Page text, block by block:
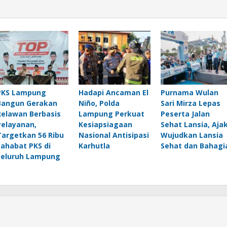
Lampung
Gerakan
Berbasis
56 Ribu
PKS di
Lampung
Hadapi Ancaman El
Niño, Polda
Lampung Perkuat
Kesiapsiagaan
Nasional Antisipasi
Karhutla
Purnama Wulan
Sari Mirza Lepas
Peserta Jalan
Sehat Lansia,
Wujudkan Lansia
Sehat dan